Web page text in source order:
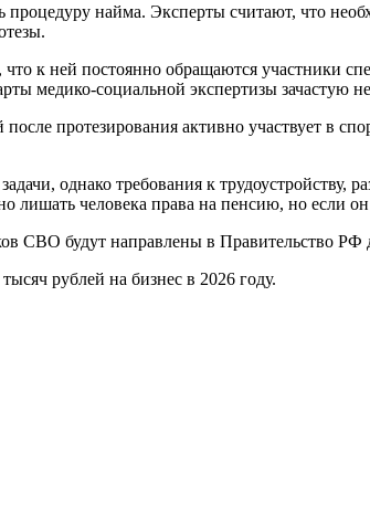
найма. Эксперты считают, что
что к ней постоянно обращаются участники
медико-социальной экспертизы зачастую
протезирования активно участвует в
однако требования к трудоустройству,
лишать человека права на пенсию, но если
СВО будут направлены в Правительство
рублей на бизнес в 2026 году.